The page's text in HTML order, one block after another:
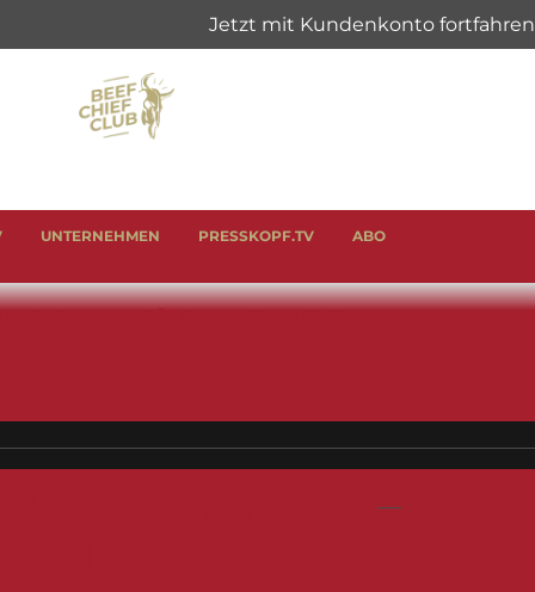
UNTERNEHMEN PRESSKOPF.TV ABO